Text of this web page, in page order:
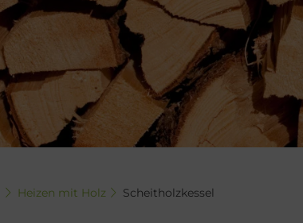
Heizen mit Holz Scheitholzkessel